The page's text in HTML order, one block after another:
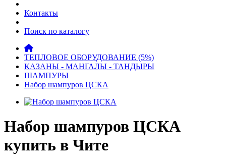
Контакты
Поиск по каталогу
ТЕПЛОВОЕ ОБОРУДОВАНИЕ (5%)
КАЗАНЫ - МАНГАЛЫ - ТАНДЫРЫ
ШАМПУРЫ
Набор шампуров ЦСКА
Набор шампуров ЦСКА
купить в Чите